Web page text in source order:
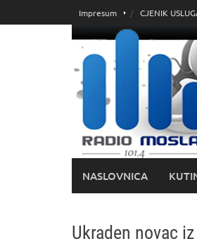
do
Impresum CJENIK
NASLOVNICA
Ukraden novac